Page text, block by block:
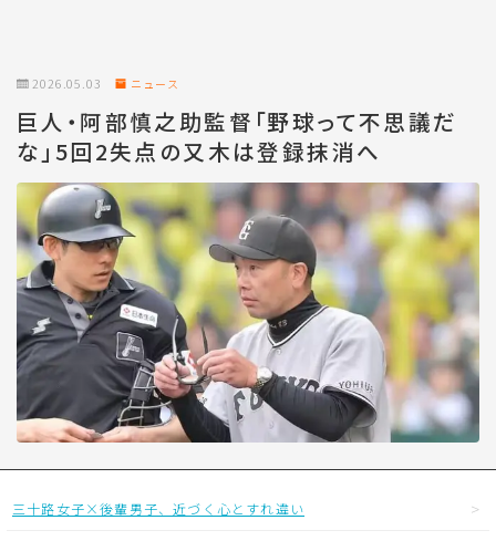
2026.05.03 ニュース
巨人・阿部慎之助監督「野球って不思議だ
な」5回2失点の又木は登録抹消へ
三十路女子×後輩男子、近づく心とすれ違い